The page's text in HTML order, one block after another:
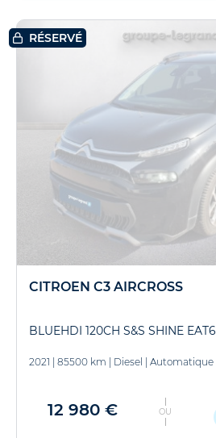
RÉSERVÉ
CITROEN C3 AIRCROSS
BLUEHDI 120CH S&S SHINE EAT6
2021 85500 km Diesel Automatique
12 980 € OU